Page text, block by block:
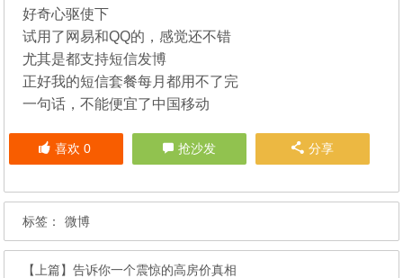
好奇心驱使下
试用了网易和QQ的，感觉还不错
尤其是都支持短信发博
正好我的短信套餐每月都用不了完
一句话，不能便宜了中国移动
喜欢 0 抢沙发 分享
标签： 微博
【上篇】告诉你一个震惊的高房价真相